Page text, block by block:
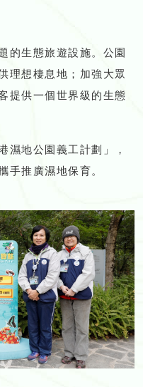
的生態旅遊設施。公園
理想棲息地；加強大眾
提供一個世界級的生態
濕地公園義工計劃」，
手推廣濕地保育。